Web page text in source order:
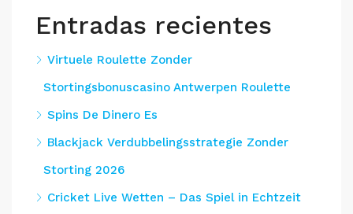
Entradas recientes
Virtuele Roulette Zonder
Stortingsbonuscasino Antwerpen Roulette
Spins De Dinero Es
Blackjack Verdubbelingsstrategie Zonder
Storting 2026
Cricket Live Wetten – Das Spiel in Echtzeit